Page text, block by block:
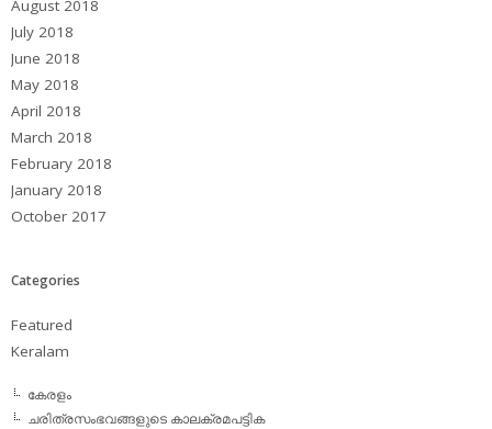
August 2018
July 2018
June 2018
May 2018
April 2018
March 2018
February 2018
January 2018
October 2017
Categories
Featured
Keralam
കേരളം
ചരിത്രസംഭവങ്ങളുടെ കാലക്രമപട്ടിക